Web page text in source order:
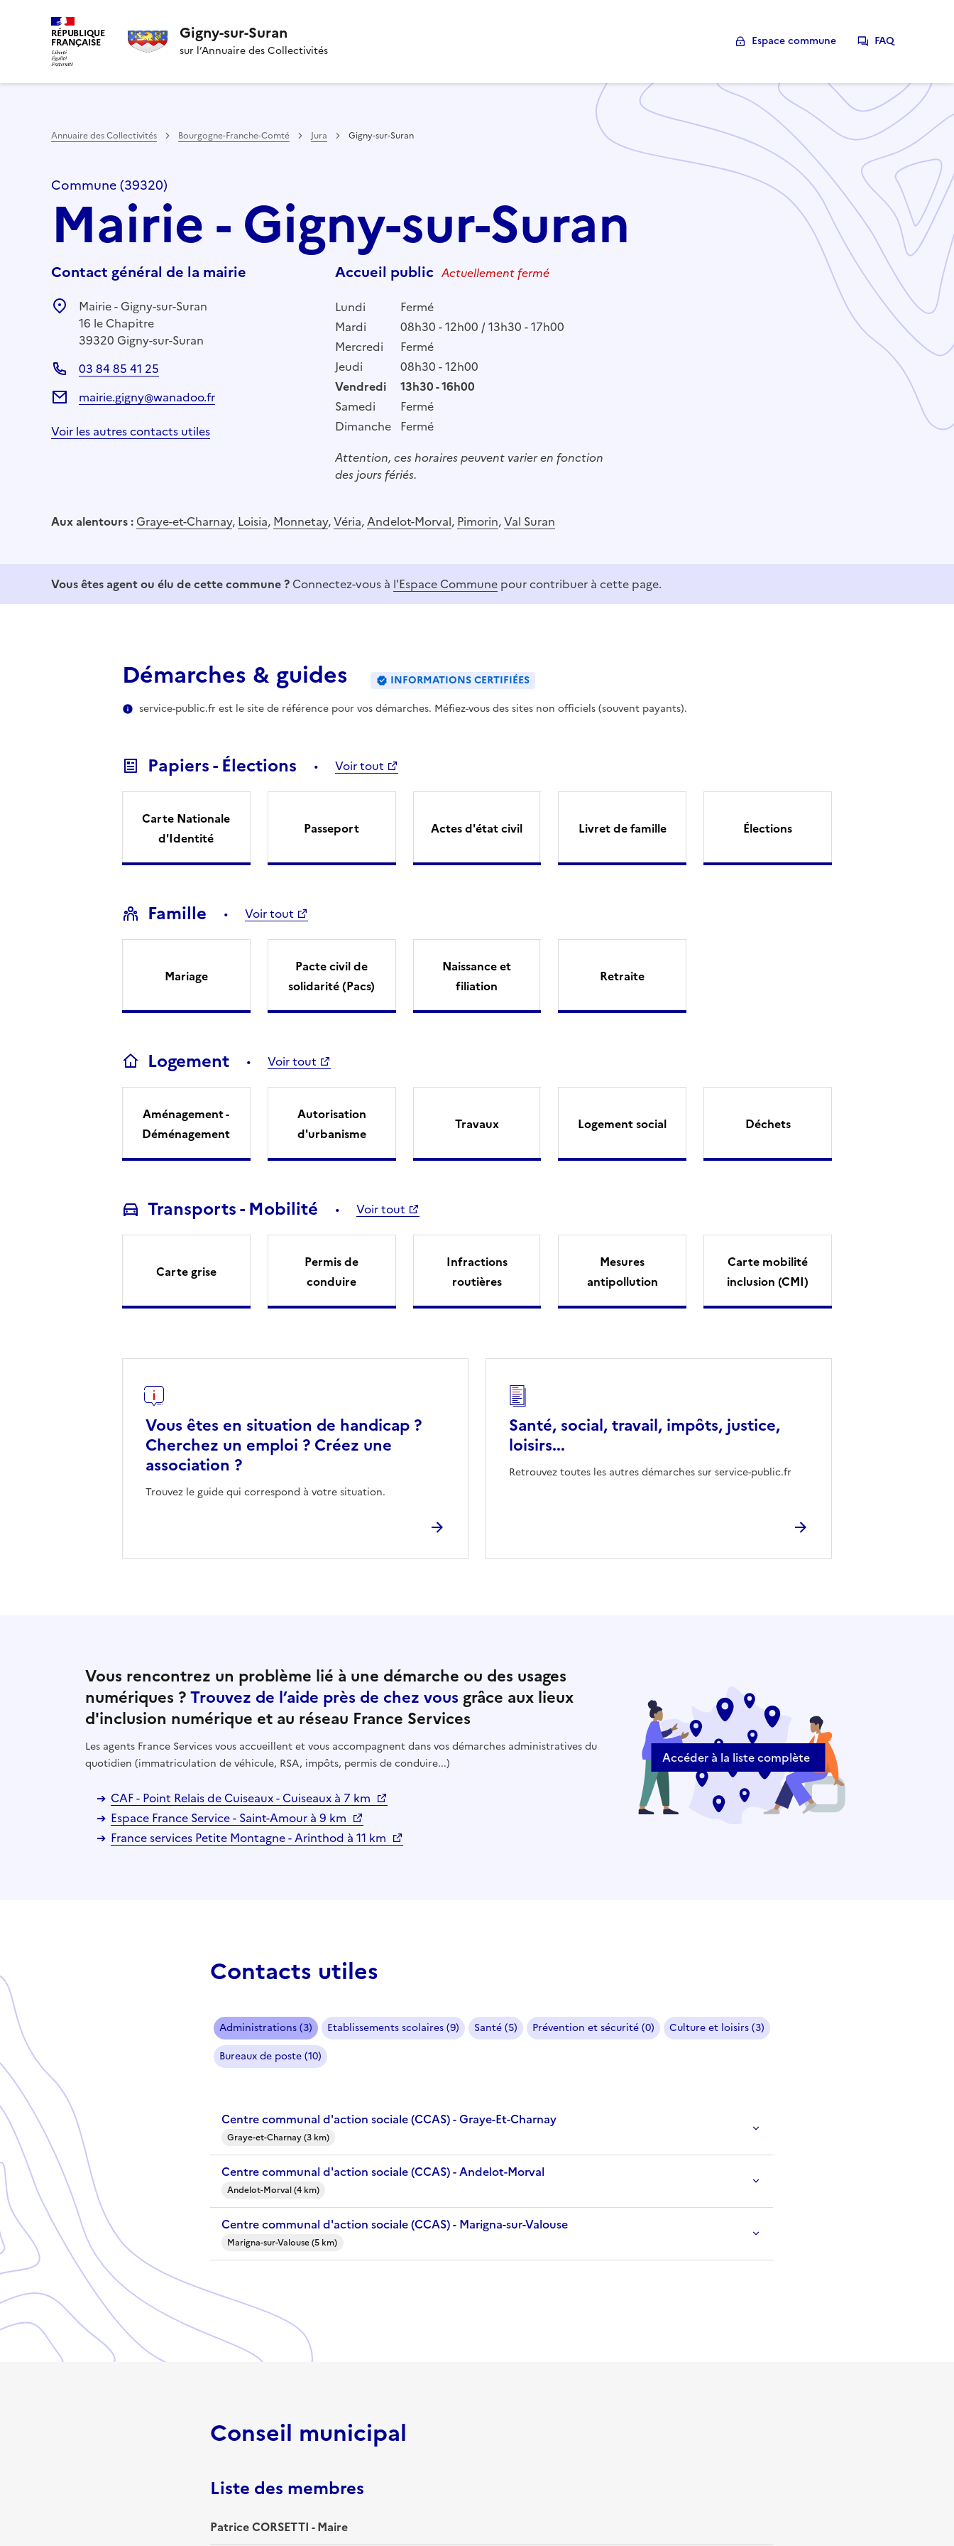
RÉPUBLIQUE
FRANÇAISE Gigny-sur-Suran
sur l’Annuaire des Collectivités
Espace commune FAQ
Annuaire des Collectivités Bourgogne-Franche-Comté Jura Gigny-sur-Suran
Commune (39320)
Mairie - Gigny-sur-Suran
Contact général de la mairie
Mairie - Gigny-sur-Suran
16 le Chapitre
39320 Gigny-sur-Suran
03 84 85 41 25
mairie.gigny@wanadoo.fr
Voir les autres contacts utiles
Accueil public Actuellement fermé
Lundi
Fermé
Mardi
08h30 - 12h00 / 13h30 - 17h00
Mercredi
Fermé
Jeudi
08h30 - 12h00
Vendredi
13h30 - 16h00
Samedi
Fermé
Dimanche Fermé
Attention, ces horaires peuvent varier en fonction
des jours fériés.
Aux alentours :Graye-et-Charnay, Loisia, Monnetay,Véria,Andelot-Morval, Pimorin,Val Suran
Vous êtes agent ou élu de cette commune ? Connectez-vous à l'Espace Commune pour contribuer à cette page.
Démarches & guides
INFORMATIONS CERTIFIÉES
service-public.fr est le site de référence pour vos démarches. Méfiez-vous des sites non officiels (souvent payants).
Papiers - Élections Voir tout
Carte Nationale
d'Identité
Passeport Actes d'état civil Livret de famille Élections
Famille Voir tout
Mariage
Pacte civil de
solidarité (Pacs)
Naissance et
filiation
Retraite
Logement Voir tout
Aménagement -
Déménagement
Autorisation
d'urbanisme
Travaux Logement social Déchets
Transports - Mobilité Voir tout
Carte grise
Permis de
conduire
Infractions
routières
Mesures
antipollution
Carte mobilité
inclusion (CMI)
Vous êtes en situation de handicap ?
Cherchez un emploi ? Créez une
association ?
Trouvez le guide qui correspond à votre situation.
Santé, social, travail, impôts, justice,
loisirs...
Retrouvez toutes les autres démarches sur service-public.fr
Vous rencontrez un problème lié à une démarche ou des usages
numériques ?Trouvez de l’aide près de chez vous grâce aux lieux
d'inclusion numérique et au réseau France Services
Les agents France Services vous accueillent et vous accompagnent dans vos démarches administratives du
quotidien (immatriculation de véhicule, RSA, impôts, permis de conduire...)
CAF - Point Relais de Cuiseaux - Cuiseaux à 7 km
Espace France Service - Saint-Amour à 9 km
France services Petite Montagne - Arinthod à 11 km
Accéder à la liste complète
Contacts utiles
Administrations (3) Etablissements scolaires (9) Santé (5) Prévention et sécurité (0)
Culture et loisirs (3)
Bureaux de poste (10)
Centre communal d'action sociale (CCAS) - Graye-Et-Charnay
Graye-et-Charnay (3 km)
Centre communal d'action sociale (CCAS) - Andelot-Morval
Andelot-Morval (4 km)
Centre communal d'action sociale (CCAS) - Marigna-sur-Valouse
Marigna-sur-Valouse (5 km)
Conseil municipal
Liste des membres
Patrice CORSETTI - Maire